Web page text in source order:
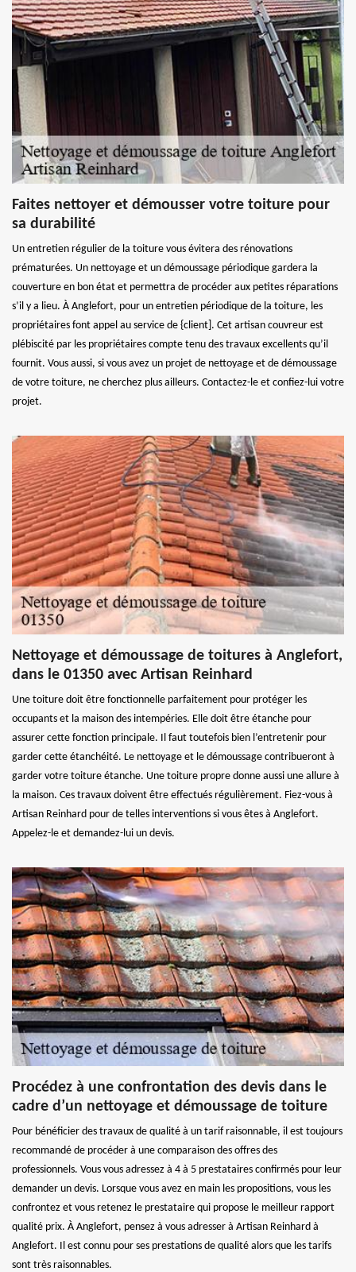
Faites nettoyer et démousser votre toiture pour
sa durabilité
Un entretien régulier de la toiture vous évitera des rénovations
prématurées. Un nettoyage et un démoussage périodique gardera la
couverture en bon état et permettra de procéder aux petites réparations
s’il y a lieu. À Anglefort, pour un entretien périodique de la toiture, les
propriétaires font appel au service de {client]. Cet artisan couvreur est
plébiscité par les propriétaires compte tenu des travaux excellents qu’il
fournit. Vous aussi, si vous avez un projet de nettoyage et de démoussage
de votre toiture, ne cherchez plus ailleurs. Contactez-le et confiez-lui votre
projet.
Nettoyage et démoussage de toitures à Anglefort,
dans le 01350 avec Artisan Reinhard
Une toiture doit être fonctionnelle parfaitement pour protéger les
occupants et la maison des intempéries. Elle doit être étanche pour
assurer cette fonction principale. Il faut toutefois bien l’entretenir pour
garder cette étanchéité. Le nettoyage et le démoussage contribueront à
garder votre toiture étanche. Une toiture propre donne aussi une allure à
la maison. Ces travaux doivent être effectués régulièrement. Fiez-vous à
Artisan Reinhard pour de telles interventions si vous êtes à Anglefort.
Appelez-le et demandez-lui un devis.
Procédez à une confrontation des devis dans le
cadre d’un nettoyage et démoussage de toiture
Pour bénéficier des travaux de qualité à un tarif raisonnable, il est toujours
recommandé de procéder à une comparaison des offres des
professionnels. Vous vous adressez à 4 à 5 prestataires confirmés pour leur
demander un devis. Lorsque vous avez en main les propositions, vous les
confrontez et vous retenez le prestataire qui propose le meilleur rapport
qualité prix. À Anglefort, pensez à vous adresser à Artisan Reinhard à
Anglefort. Il est connu pour ses prestations de qualité alors que les tarifs
sont très raisonnables.